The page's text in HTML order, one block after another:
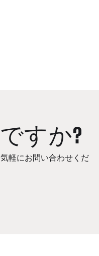
すか?
軽にお問い合わせくだ